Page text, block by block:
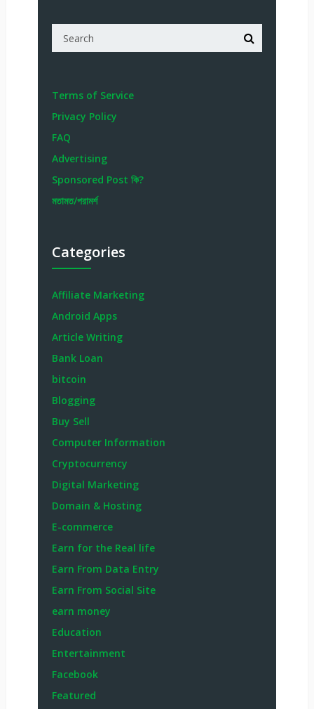
Terms of Service
Privacy Policy
FAQ
Advertising
Sponsored Post কি?
মতামত/পরামর্শ
Categories
Affiliate Marketing
Android Apps
Article Writing
Bank Loan
bitcoin
Blogging
Buy Sell
Computer Information
Cryptocurrency
Digital Marketing
Domain & Hosting
E-commerce
Earn for the Real life
Earn From Data Entry
Earn From Social Site
earn money
Education
Entertainment
Facebook
Featured